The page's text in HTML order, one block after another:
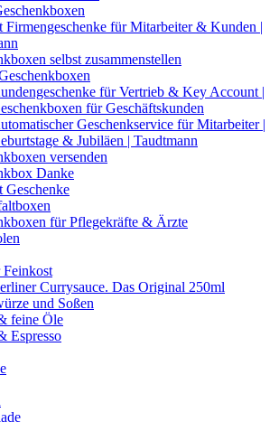
Firmengeschenke für Mitarbeiter & Kunden |
selbst zusammenstellen
für Vertrieb & Key Account |
für Geschäftskunden
Geschenkservice für Mitarbeiter |
& Jubiläen | Taudtmann
versenden
Danke
Geschenke
für Pflegekräfte & Ärzte
Currysauce. Das Original 250ml
und Soßen
feine Öle
Espresso